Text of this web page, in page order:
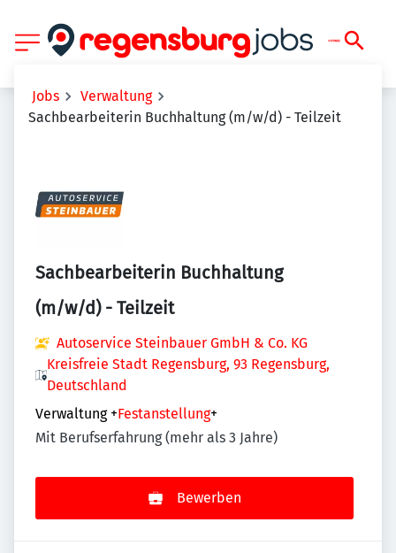
Jobs
Verwaltung
Sachbearbeiterin Buchhaltung (m/w/d) - Teilzeit
Sachbearbeiterin Buchhaltung
(m/w/d) - Teilzeit
Autoservice Steinbauer GmbH & Co. KG
Kreisfreie Stadt Regensburg, 93 Regensburg,
Deutschland
Verwaltung +Festanstellung+
Mit Berufserfahrung (mehr als 3 Jahre)
Bewerben